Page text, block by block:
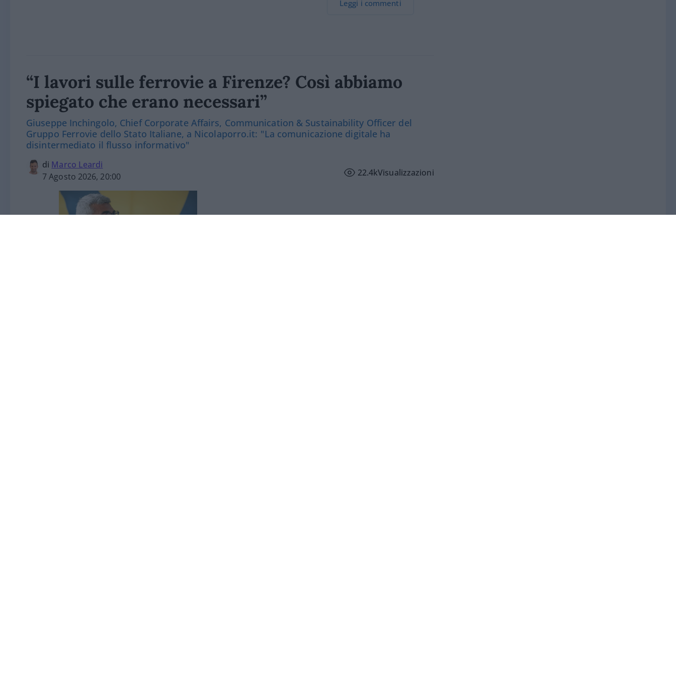
Leggi i commenti
“I lavori sulle ferrovie a Firenze? Così abbiamo
spiegato che erano necessari”
Giuseppe Inchingolo, Chief Corporate Affairs, Communication & Sustainability Officer del
Gruppo Ferrovie dello Stato Italiane, a Nicolaporro.it: "La comunicazione digitale ha
disintermediato il flusso informativo"
di Marco Leardi
7 Agosto 2026, 20:00
22.4kVisualizzazioni